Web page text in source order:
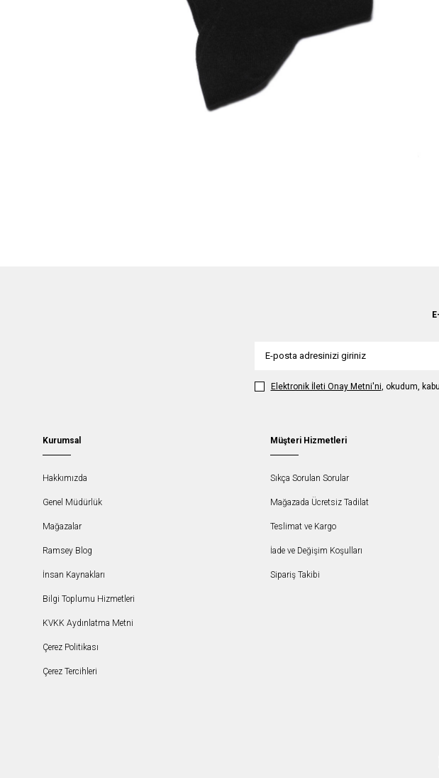
Elektronik İleti Onay Metni'ni , okudum,
Kurumsal
Hakkımızda
Genel Müdürlük
Mağazalar
Ramsey Blog
İnsan Kaynakları
Bilgi Toplumu Hizmetleri
KVKK Aydınlatma Metni
Çerez Politikası
Çerez Tercihleri
Müşteri Hizmetleri
Sıkça Sorulan Sorular
Mağazada Ücretsiz Tadilat
Teslimat ve Kargo
İade ve Değişim Koşulları
Sipariş Takibi